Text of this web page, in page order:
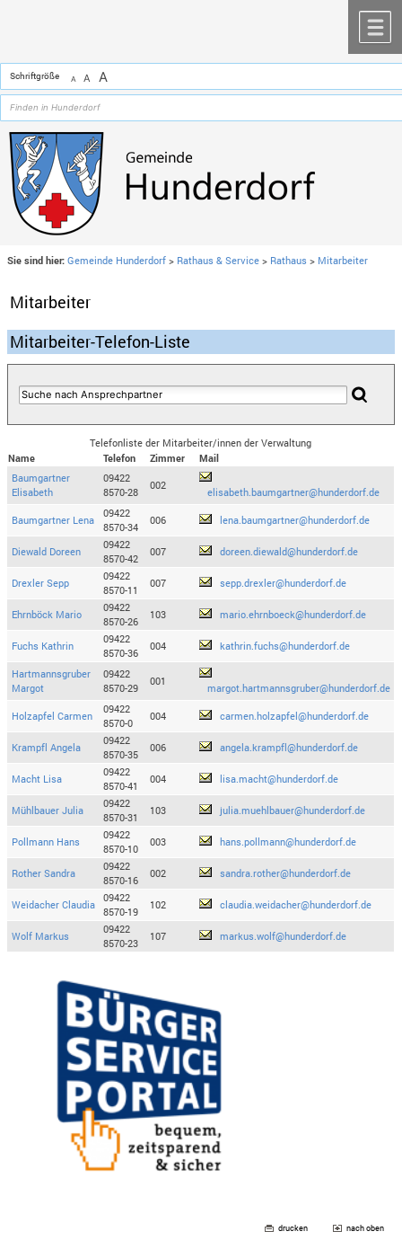
Schriftgröße A A A
Sie sind hier: Gemeinde Hunderdorf > Rathaus & Service > Rathaus > Mitarbeiter
Mitarbeiter
Mitarbeiter-Telefon-Liste
Telefonliste der Mitarbeiter/innen der Verwaltung
Name
Telefon Zimmer
Mail
Baumgartner
Elisabeth
09422
8570-28
002
elisabeth.baumgartner@hunderdorf.de
Baumgartner Lena
09422
8570-34
006 lena.baumgartner@hunderdorf.de
Diewald Doreen
09422
8570-42
007 doreen.diewald@hunderdorf.de
Drexler Sepp
09422
8570-11
007 sepp.drexler@hunderdorf.de
Ehrnböck Mario
09422
8570-26
103 mario.ehrnboeck@hunderdorf.de
Fuchs Kathrin
09422
8570-36
004 kathrin.fuchs@hunderdorf.de
Hartmannsgruber
Margot
09422
8570-29
001
margot.hartmannsgruber@hunderdorf.de
Holzapfel Carmen
09422
8570-0
004 carmen.holzapfel@hunderdorf.de
Krampfl Angela
09422
8570-35
006 angela.krampfl@hunderdorf.de
Macht Lisa
09422
8570-41
004 lisa.macht@hunderdorf.de
Mühlbauer Julia
09422
8570-31
103 julia.muehlbauer@hunderdorf.de
Pollmann Hans
09422
8570-10
003 hans.pollmann@hunderdorf.de
Rother Sandra
09422
8570-16
002 sandra.rother@hunderdorf.de
Weidacher Claudia
09422
8570-19
102 claudia.weidacher@hunderdorf.de
Wolf Markus
09422
8570-23
107 markus.wolf@hunderdorf.de
drucken nach oben